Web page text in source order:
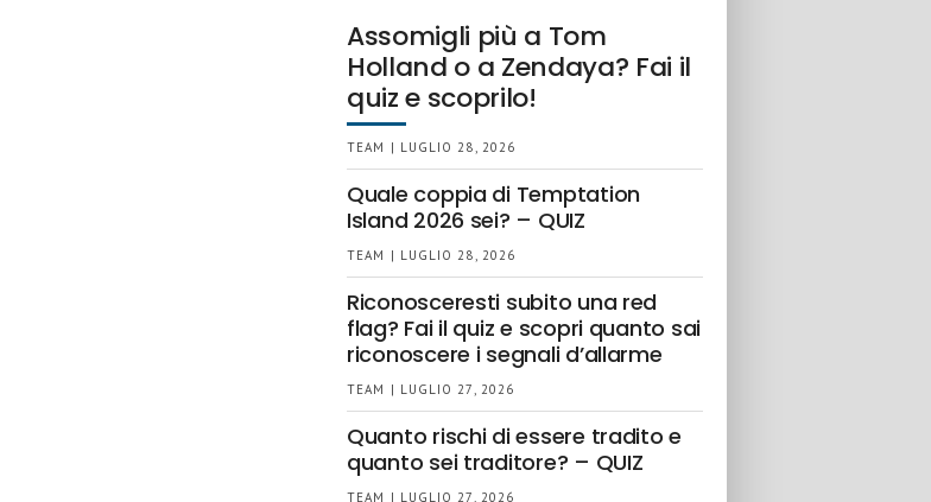
Assomigli più a Tom
Holland o a Zendaya? Fai il
quiz e scoprilo!
TEAM | LUGLIO 28, 2026
Quale coppia di Temptation
Island 2026 sei? – QUIZ
TEAM | LUGLIO 28, 2026
Riconosceresti subito una red
flag? Fai il quiz e scopri quanto sai
riconoscere i segnali d’allarme
TEAM | LUGLIO 27, 2026
Quanto rischi di essere tradito e
quanto sei traditore? – QUIZ
TEAM | LUGLIO 27, 2026